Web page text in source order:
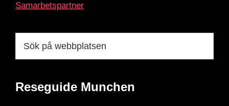
Samarbetspartner
Reseguide Munchen